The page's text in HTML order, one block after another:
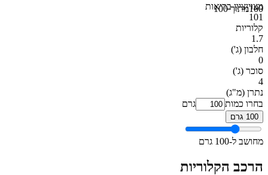
100מתוך 100מצויןציון בריאות
101
קלוריות
1.7
חלבון (ג')
0
סוכר (ג')
4
נתרן (מ"ג)
בחרו כמות
גרם
100 גרם
מחושב ל-100 גרם
הרכב הקלוריות